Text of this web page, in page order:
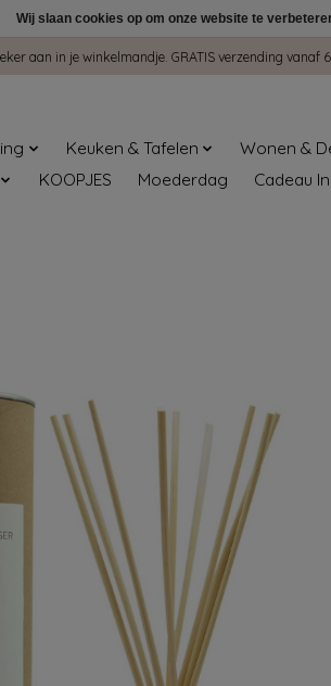
aan in je winkelmandje. GRATIS verzending vanaf
Keuken & Tafelen Wonen &
KOOPJES Moederdag Cadeau
Wij slaan cookies op om onze website te